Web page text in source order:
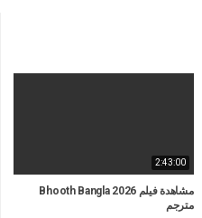
2:43:00
مشاهدة فيلم Bhooth Bangla 2026
مترجم